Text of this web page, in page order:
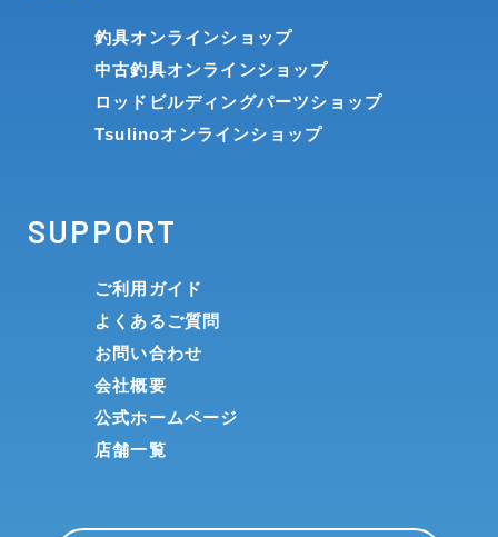
釣具オンラインショップ
中古釣具オンラインショップ
ロッドビルディングパーツショップ
Tsulinoオンラインショップ
SUPPORT
ご利用ガイド
よくあるご質問
お問い合わせ
会社概要
公式ホームページ
店舗一覧